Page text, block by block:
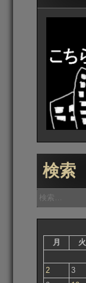
検索
検
索:
月
火
2
3